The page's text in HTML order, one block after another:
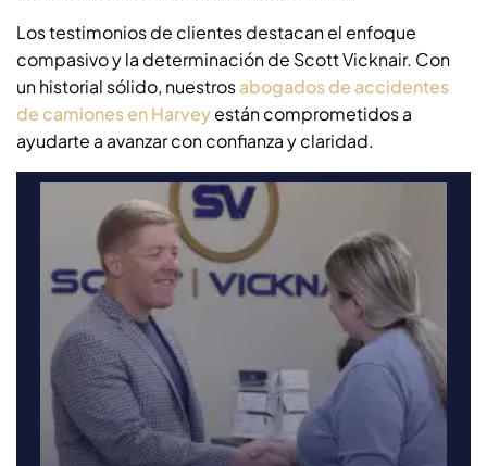
Los testimonios de clientes destacan el enfoque
compasivo y la determinación de Scott Vicknair. Con
un historial sólido, nuestrosabogados de accidentes
de camiones en Harveyestán comprometidos a
ayudarte a avanzar con confianza y claridad.